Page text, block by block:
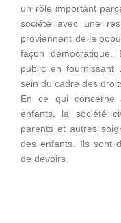
un rôle important
société avec une
proviennent de la
façon démocratique.
public en
sein du cadre des
En ce qui concerne
enfants, la société
parents et autres
des enfants. Ils sont
de devoirs.